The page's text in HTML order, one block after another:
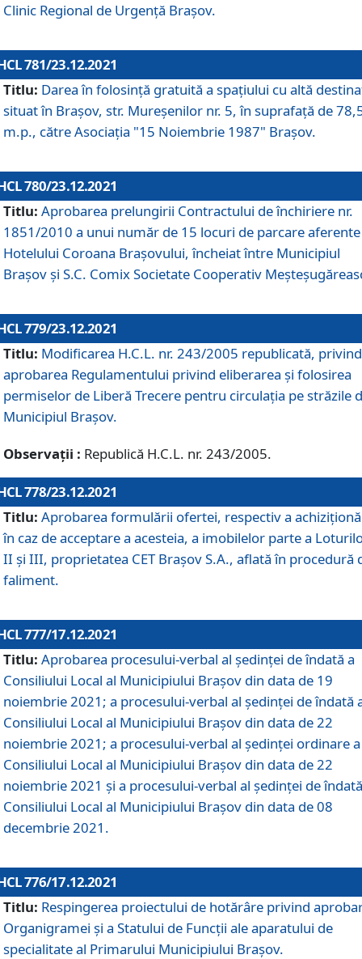
Clinic Regional de Urgență Brașov.
781/23.12.2021
Titlu: Darea în folosinţă gratuită a spaţiului cu altă
situat în Braşov, str. Mureşenilor nr. 5, în suprafaţă de
m.p., către Asociaţia "15 Noiembrie 1987" Braşov.
780/23.12.2021
Titlu: Aprobarea prelungirii Contractului de închiriere nr.
1851/2010 a unui număr de 15 locuri de parcare aferente
Hotelului Coroana Brașovului, încheiat între Municipiul
Braşov şi S.C. Comix Societate Cooperativ
779/23.12.2021
Titlu: Modificarea H.C.L. nr. 243/2005 republicată, privind
aprobarea Regulamentului privind eliberarea şi folosirea
permiselor de Liberă Trecere pentru circulația pe străzile
Municipiul Braşov.
Observații : Republică H.C.L. nr. 243/2005.
778/23.12.2021
Titlu: Aprobarea formulării ofertei, respectiv a
în caz de acceptare a acesteia, a imobilelor parte a
II și III, proprietatea CET Brașov S.A., aflată în procedură
faliment.
777/17.12.2021
Titlu: Aprobarea procesului-verbal al şedinţei de îndată a
Consiliului Local al Municipiului Braşov din data de 19
noiembrie 2021; a procesului-verbal al şedinţei de îndată
Consiliului Local al Municipiului Braşov din data de 22
noiembrie 2021; a procesului-verbal al şedinţei ordinare a
Consiliului Local al Municipiului Braşov din data de 22
noiembrie 2021 și a procesului-verbal al şedinţei de
Consiliului Local al Municipiului Braşov din data de 08
decembrie 2021.
776/17.12.2021
Titlu: Respingerea proiectului de hotărâre privind
Organigramei şi a Statului de Funcţii ale aparatului de
specialitate al Primarului Municipiului Braşov.